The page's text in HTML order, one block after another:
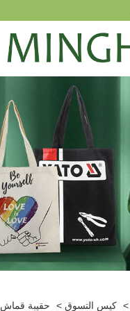
> كيس التسوق > حقيبة قماش